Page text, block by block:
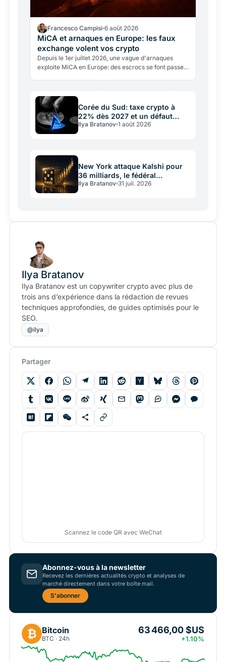
Francesco Campisi 6 août 2026
MiCA et arnaques en Europe: les faux
exchange volent vos crypto
Depuis le 1er juillet 2026, une vague d'arnaques
exploite MiCA en Europe: des escrocs se font passer
Corée du Sud: taxe crypto à
22% dès 2027 et un défaut
commun avec la France
Ilya Bratanov 1 août 2026
New York attaque Kalshi pour
36 milliards, le fédéral
intervient
Ilya Bratanov 31 juil. 2026
Ilya Bratanov
Ilya Bratanov est un copywriter crypto avec plus de
trois ans d’expérience dans la rédaction de revues
techniques approfondies, de guides optimisés pour le
SEO.
@ilya
Partager
Scannez le code QR avec WeChat
Abonnez-vous à la newsletter
Recevez les dernières actualités crypto et analyses de
marché directement dans votre boîte mail.
S'abonner
₿ Bitcoin
BTC · 24h
63 466,00 $US
+1.10%